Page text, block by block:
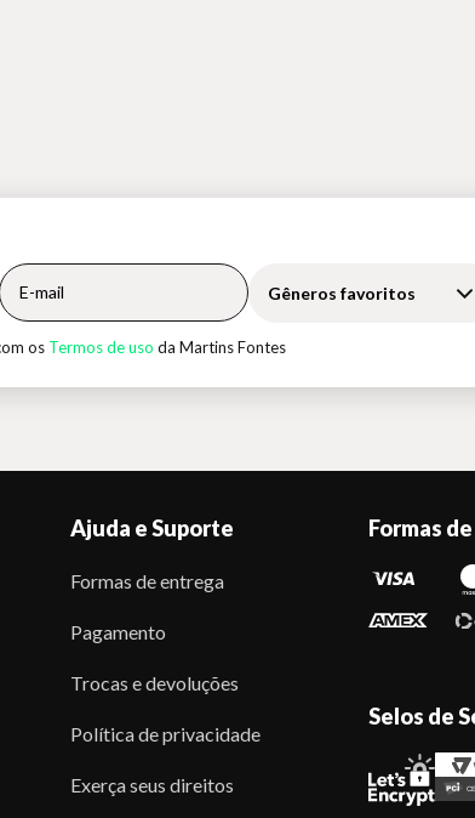
Gêneros favoritos
os Termos de uso da Martins Fontes
Ajuda e Suporte
Formas de entrega
Pagamento
Trocas e devoluções
Política de privacidade
Exerça seus direitos
Formas
Selos de